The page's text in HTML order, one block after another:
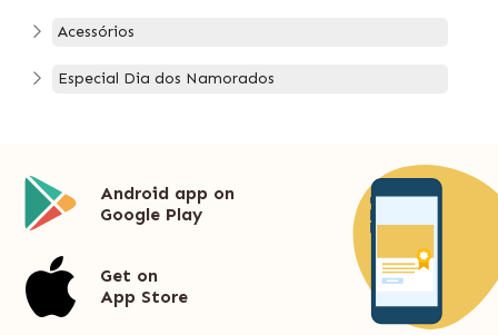
Acessórios
Especial Dia dos Namorados
Android app on
Google Play
Get on
App Store